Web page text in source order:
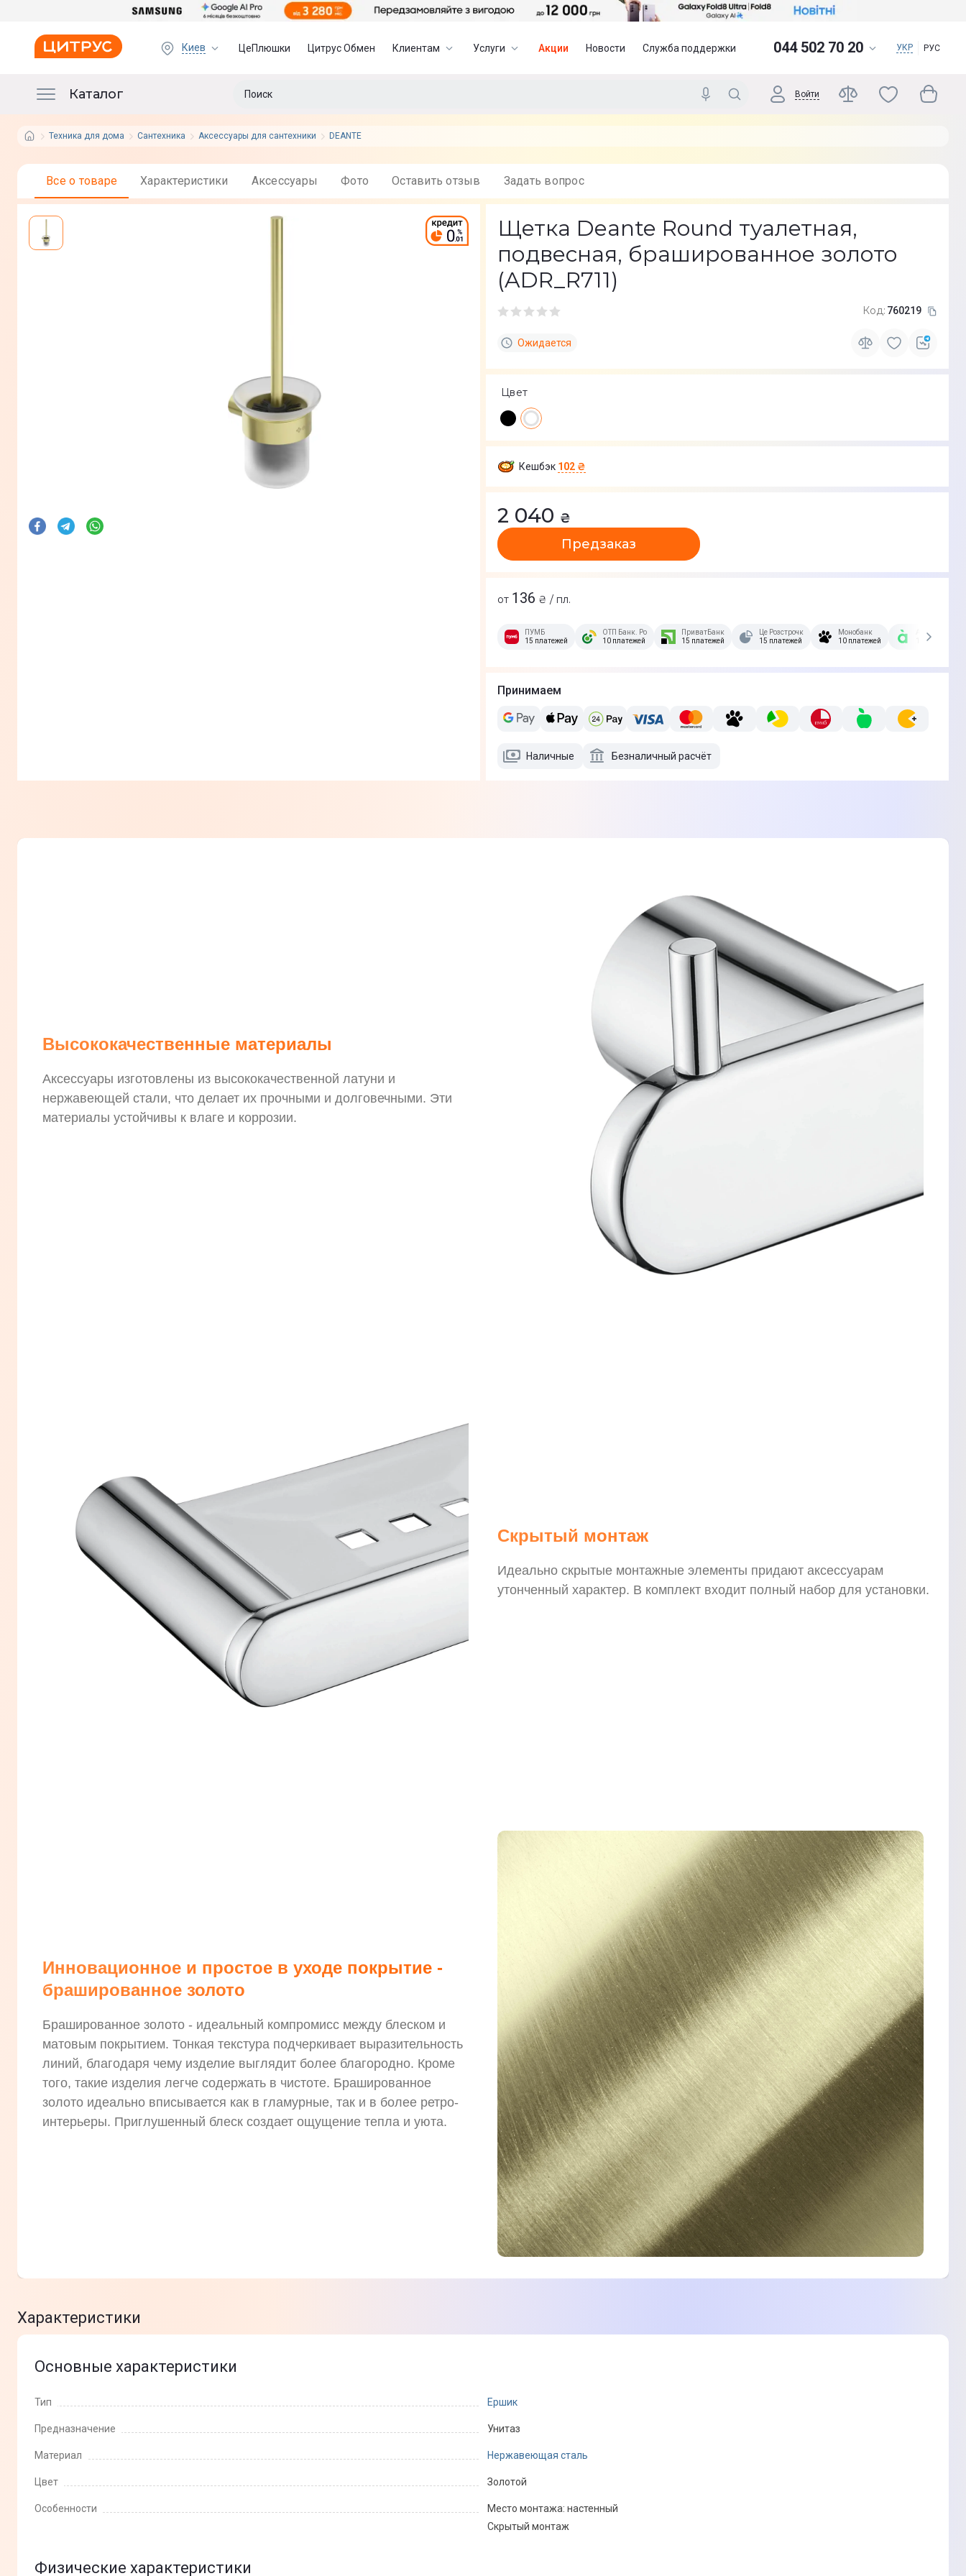
Киев ЦеПлюшки Цитрус Обмен Клиентам Услуги Акции Новости Служба поддержки 044 502 70 20 УКР РУС
Каталог Войти
Техника для дома Сантехника Аксессуары для сантехники DEANTE
Все о товаре Характеристики Аксессуары Фото Оставить отзыв Задать вопрос
Щетка Deante Round туалетная,
подвесная, брашированное золото
(ADR_R711)
Код: 760219
Ожидается
Цвет
Кешбэк 102 ₴
2 040 ₴
Предзаказ
от 136 ₴ / пл.
ПУМБ
15 платежей
ОТП Банк. Розстрочка Скибочка.
10 платежей
ПриватБанк
15 платежей
Це Розстрочка
15 платежей
Монобанк
10 платежей
А-Банк
10 платежей
Принимаем
Наличные Безналичный расчёт
Высококачественные материалы
Аксессуары изготовлены из высококачественной латуни и
нержавеющей стали, что делает их прочными и долговечными. Эти
материалы устойчивы к влаге и коррозии.
Скрытый монтаж
Идеально скрытые монтажные элементы придают аксессуарам
утонченный характер. В комплект входит полный набор для установки.
Инновационное и простое в уходе покрытие -
брашированное золото
Брашированное золото - идеальный компромисс между блеском и
матовым покрытием. Тонкая текстура подчеркивает выразительность
линий, благодаря чему изделие выглядит более благородно. Кроме
того, такие изделия легче содержать в чистоте. Брашированное
золото идеально вписывается как в гламурные, так и в более ретро-
интерьеры. Приглушенный блеск создает ощущение тепла и уюта.
Характеристики
Основные характеристики
Тип Ершик
Предназначение Унитаз
Материал Нержавеющая сталь
Цвет Золотой
Особенности
Место монтажа: настенный
Скрытый монтаж
Физические характеристики